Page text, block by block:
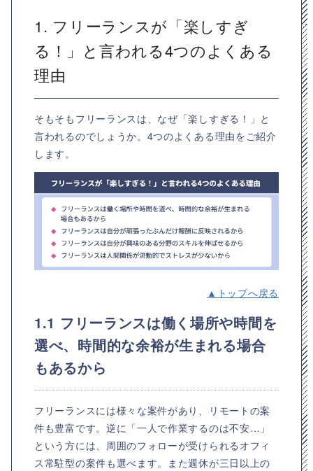
1. フリーランスが「楽しすぎ
る！」と言われる4つのよくある
理由
そもそもフリーランスは、なぜ「楽しすぎる！」と
言われるのでしょうか。4つのよくある理由をご紹介
します。
▲トップへ戻る
1.1 フリーランスは働く場所や時間を
選べ、時間的な余裕が生まれる場合
もあるから
フリーランスには様々な案件があり、リモートの案
件も豊富です。逆に「一人で作業するのは不安…」
という方には、周囲のフォローが受けられるオフィ
ス常駐型の案件も選べます。また週休が三日以上の